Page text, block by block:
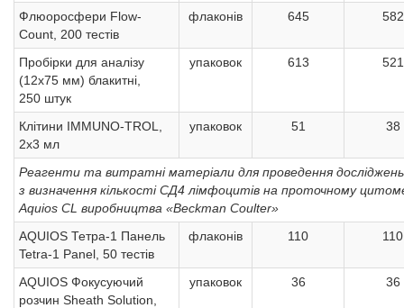
Флюоросфери Flow-
Count, 200 тестів
флаконів 645 582
Пробірки для аналізу
(12х75 мм) блакитні,
250 штук
упаковок 613 521
Клітини IMMUNO-TROL,
2х3 мл
упаковок 51 38
Реагенти та витратні матеріали для проведення досліджень
з визначення кількості СД4 лімфоцитів на проточному
Aquios CL виробництва «Beckman Coulter»
AQUIOS Тетра-1 Панель
Tetra-1 Panel, 50 тестів
флаконів 110 110
AQUIOS Фокусуючий
розчин Sheath Solution,
упаковок 36 36